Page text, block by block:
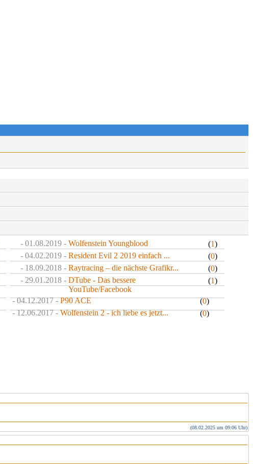
- 01.08.2019 - Wolfenstein Youngblood (1)
- 04.02.2019 - Resident Evil 2 2019 einfach ... (0)
- 18.09.2018 - Raytracing – die nächste Grafikr... (0)
- 29.01.2018 - DTube - Das bessere
YouTube/Facebook
(1)
- 04.12.2017 - P90 ACE (0)
- 12.06.2017 - Wolfenstein 2 - ich liebe es jetzt... (0)
(08.02.2025 um 09:06 Uhr)